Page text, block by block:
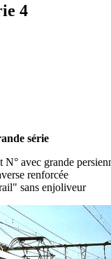
4
série
avec grande
renforcée
sans enjoliveur